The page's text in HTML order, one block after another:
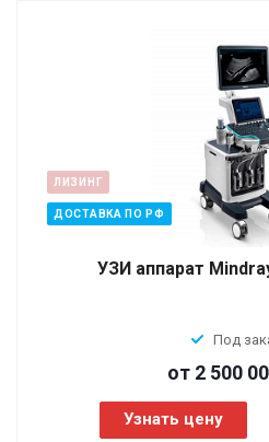
ЛИЗИНГ
ДОСТАВКА ПО РФ
УЗИ аппарат
Под
от 2 500
Узнать цену